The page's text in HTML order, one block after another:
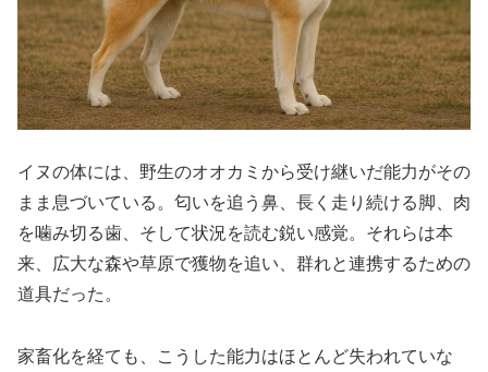
イヌの体には、野生のオオカミから受け継いだ能力がその
まま息づいている。匂いを追う鼻、長く走り続ける脚、肉
を噛み切る歯、そして状況を読む鋭い感覚。それらは本
来、広大な森や草原で獲物を追い、群れと連携するための
道具だった。
家畜化を経ても、こうした能力はほとんど失われていな